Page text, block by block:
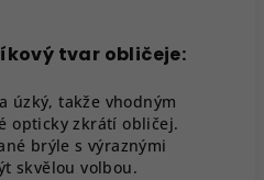
tvar obličeje:
úzký, takže vhodným
opticky zkrátí obličej.
brýle s výraznými
skvělou volbou.